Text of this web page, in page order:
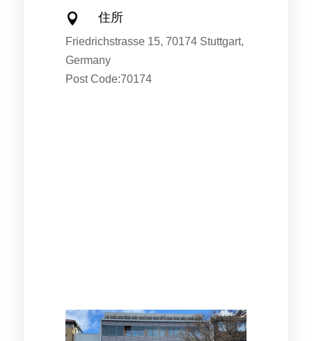
 住所
Friedrichstrasse 15, 70174 Stuttgart,
Germany
Post Code:70174